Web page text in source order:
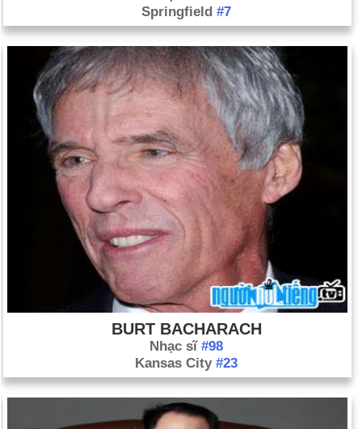
Springfield #7
BURT BACHARACH
Nhạc sĩ #98
Kansas City #23